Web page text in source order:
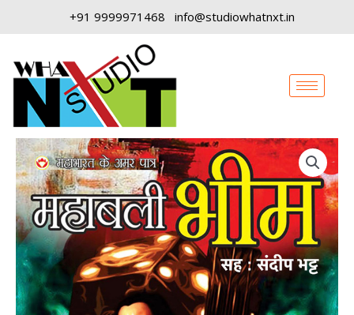
+91 9999971468 info@studiowhatnxt.in